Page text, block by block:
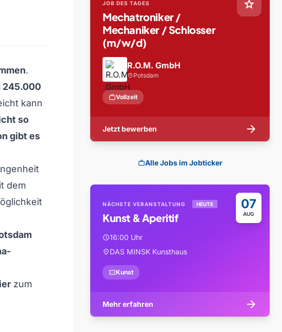
.
245.000
kann
so
gibt es
dem
zum
star
JOB DES TAGES
Mechatroniker /
Mechaniker / Schlosser
(m/w/d)
R.O.M. GmbH
location_on Potsdam
workVollzeit
Jetzt bewerben arrow_forward
workAlle Jobs im Jobticker
07
AUG
NÄCHSTE VERANSTALTUNG HEUTE
Kunst & Aperitif
schedule16:00 Uhr
location_onDAS MINSK Kunsthaus
confirmation_numberKunst
Mehr erfahren arrow_forward